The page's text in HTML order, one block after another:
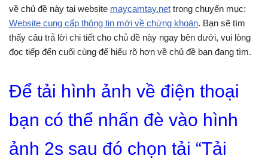
về chủ đề này tại website maycamtay.net trong chuyển mục:
Website cung cấp thông tin mới về chứng khoán. Bạn sẽ tìm
thấy câu trả lời chi tiết cho chủ đề này ngay bên dưới, vui lòng
đọc tiếp đến cuối cùng để hiểu rõ hơn về chủ đề bạn đang tìm.
Để tải hình ảnh về điện thoại
bạn có thể nhấn đè vào hình
ảnh 2s sau đó chọn tải “Tải